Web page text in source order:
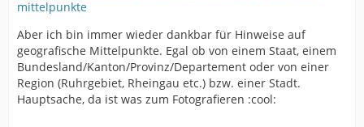
mittelpunkte
Aber ich bin immer wieder dankbar für Hinweise auf
geografische Mittelpunkte. Egal ob von einem Staat, einem
Bundesland/Kanton/Provinz/Departement oder von einer
Region (Ruhrgebiet, Rheingau etc.) bzw. einer Stadt.
Hauptsache, da ist was zum Fotografieren :cool: